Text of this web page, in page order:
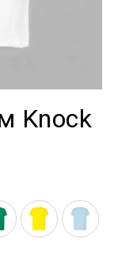
Knock